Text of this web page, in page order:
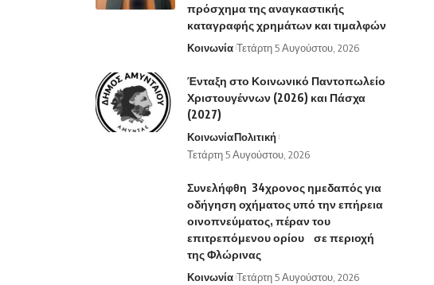
πρόσχημα της αναγκαστικής
καταγραφής χρημάτων και τιμαλφών
Κοινωνία Τετάρτη 5 Αυγούστου, 2026
Ένταξη στο Κοινωνικό Παντοπωλείο
Χριστουγέννων (2026) και Πάσχα
(2027)
ΚοινωνίαΠολιτική
Τετάρτη 5 Αυγούστου, 2026
Συνελήφθη 34χρονος ημεδαπός για
οδήγηση οχήματος υπό την επήρεια
οινοπνεύματος, πέραν του
επιτρεπόμενου ορίου σε περιοχή
της Φλώρινας
Κοινωνία Τετάρτη 5 Αυγούστου, 2026